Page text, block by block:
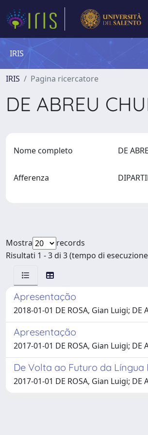
IRIS
IRIS Pagina ricercatore
DE ABREU
Nome completo DE
Afferenza
Mostra
records
Risultati 1 - 3 di 3 (tempo di
Apresentação
2018-01-01 DE ROSA, Gian Luigi; DE
Apresentação
2017-01-01 DE ROSA, Gian Luigi; DE
De Volta ao Futuro da Língua
2017-01-01 DE ROSA, Gian Luigi; DE